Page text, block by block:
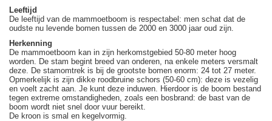
Leeftijd
De leeftijd van de mammoetboom is respectabel: men schat dat de
oudste nu levende bomen tussen de 2000 en 3000 jaar oud zijn.
Herkenning
De mammoetboom kan in zijn herkomstgebied 50-80 meter hoog
worden. De stam begint breed van onderen, na enkele meters versmalt
deze. De stamomtrek is bij de grootste bomen enorm: 24 tot 27 meter.
Opmerkelijk is zijn dikke roodbruine schors (50-60 cm): deze is vezelig
en voelt zacht aan. Je kunt deze induwen. Hierdoor is de boom bestand
tegen extreme omstandigheden, zoals een bosbrand: de bast van de
boom wordt niet snel door vuur bereikt.
De kroon is smal en kegelvormig.